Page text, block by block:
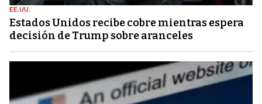
EE.UU.
Estados Unidos recibe cobre mientras espera
decisión de Trump sobre aranceles